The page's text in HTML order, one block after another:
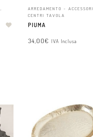
,
ARREDAMENTO - ACCESSORI
CENTRI TAVOLA
PIUMA
34,00€ IVA Inclusa